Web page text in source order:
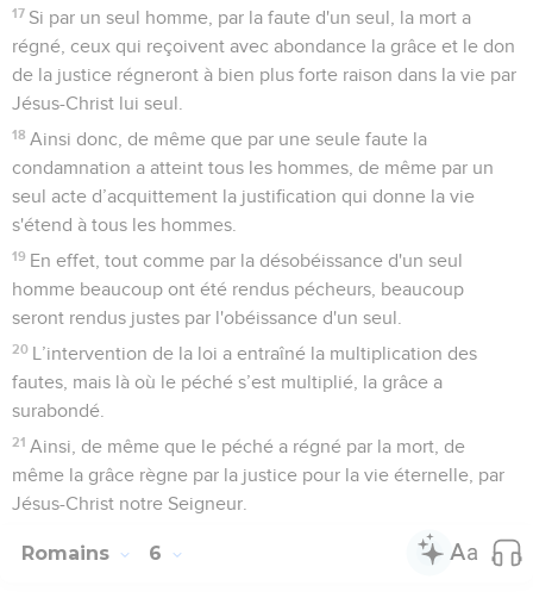
17 Si par un seul homme, par la faute d'un seul, la mort a
régné, ceux qui reçoivent avec abondance la grâce et le don
de la justice régneront à bien plus forte raison dans la vie par
Jésus-Christ lui seul.
18 Ainsi donc, de même que par une seule faute la
condamnation a atteint tous les hommes, de même par un
seul acte d’acquittement la justification qui donne la vie
s'étend à tous les hommes.
19 En effet, tout comme par la désobéissance d'un seul
homme beaucoup ont été rendus pécheurs, beaucoup
seront rendus justes par l'obéissance d'un seul.
20 L’intervention de la loi a entraîné la multiplication des
fautes, mais là où le péché s’est multiplié, la grâce a
surabondé.
21 Ainsi, de même que le péché a régné par la mort, de
même la grâce règne par la justice pour la vie éternelle, par
Jésus-Christ notre Seigneur.
Romains 6